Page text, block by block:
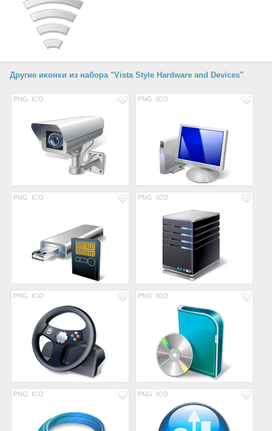
Другие иконки из набора "Vista Style Hardware and Devices"
PNG ICO PNG ICO
PNG ICO PNG ICO
PNG ICO PNG ICO
PNG ICO PNG ICO